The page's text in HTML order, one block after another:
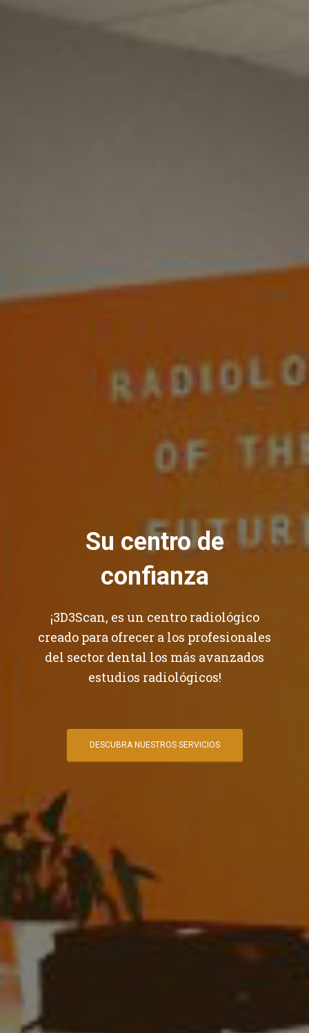
Su centro de
confianza
¡3D3Scan, es un centro radiológico
creado para ofrecer a los profesionales
del sector dental los más avanzados
estudios radiológicos!
DESCUBRA NUESTROS SERVICIOS